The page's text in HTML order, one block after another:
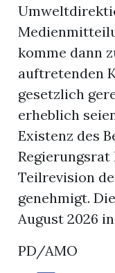
komme dann
auftretenden
gesetzlich
erheblich
Existenz des
Teilrevision
genehmigt.
August 2026
PD/AMO